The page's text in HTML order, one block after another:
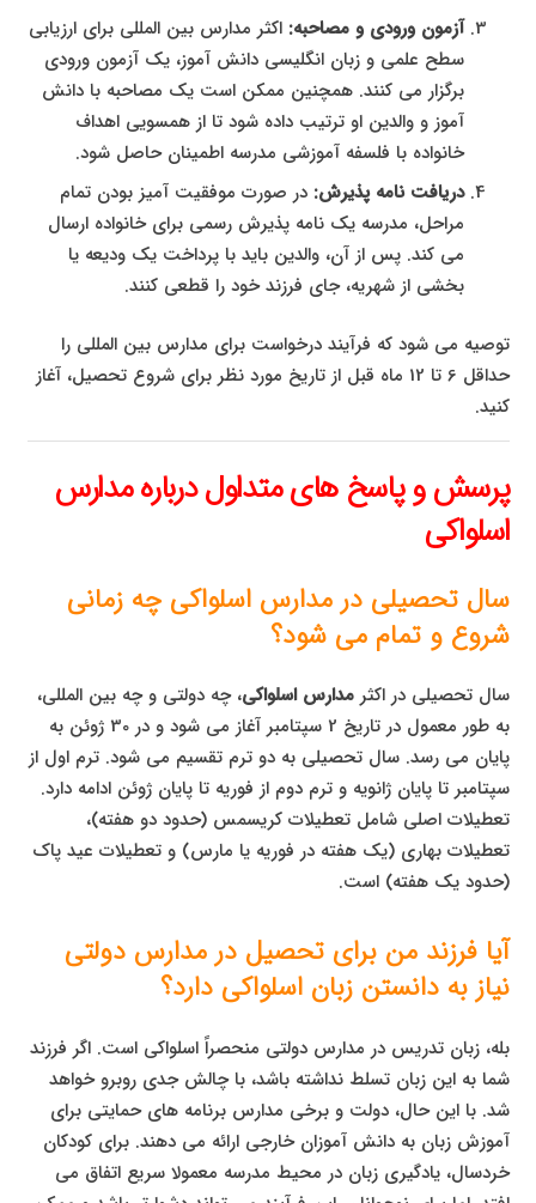
آزمون ورودی و مصاحبه: اکثر مدارس بین المللی برای ارزیابی
سطح علمی و زبان انگلیسی دانش آموز، یک آزمون ورودی
برگزار می کنند. همچنین ممکن است یک مصاحبه با دانش
آموز و والدین او ترتیب داده شود تا از همسویی اهداف
خانواده با فلسفه آموزشی مدرسه اطمینان حاصل شود.
دریافت نامه پذیرش: در صورت موفقیت آمیز بودن تمام
مراحل، مدرسه یک نامه پذیرش رسمی برای خانواده ارسال
می کند. پس از آن، والدین باید با پرداخت یک ودیعه یا
بخشی از شهریه، جای فرزند خود را قطعی کنند.
توصیه می شود که فرآیند درخواست برای مدارس بین المللی را
حداقل 6 تا 12 ماه قبل از تاریخ مورد نظر برای شروع تحصیل، آغاز
کنید.
پرسش و پاسخ های متداول درباره مدارس
اسلواکی
سال تحصیلی در مدارس اسلواکی چه زمانی
شروع و تمام می شود؟
سال تحصیلی در اکثرمدارس اسلواکی، چه دولتی و چه بین المللی،
به طور معمول در تاریخ 2 سپتامبر آغاز می شود و در 30 ژوئن به
پایان می رسد. سال تحصیلی به دو ترم تقسیم می شود. ترم اول از
سپتامبر تا پایان ژانویه و ترم دوم از فوریه تا پایان ژوئن ادامه دارد.
تعطیلات اصلی شامل تعطیلات کریسمس (حدود دو هفته)،
تعطیلات بهاری (یک هفته در فوریه یا مارس) و تعطیلات عید پاک
(حدود یک هفته) است.
آیا فرزند من برای تحصیل در مدارس دولتی
نیاز به دانستن زبان اسلواکی دارد؟
بله، زبان تدریس در مدارس دولتی منحصراً اسلواکی است. اگر فرزند
شما به این زبان تسلط نداشته باشد، با چالش جدی روبرو خواهد
شد. با این حال، دولت و برخی مدارس برنامه های حمایتی برای
آموزش زبان به دانش آموزان خارجی ارائه می دهند. برای کودکان
خردسال، یادگیری زبان در محیط مدرسه معمولا سریع اتفاق می